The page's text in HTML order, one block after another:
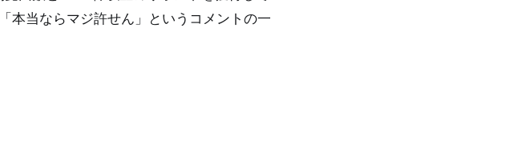
本当ならマジ許せん」というコメントの一